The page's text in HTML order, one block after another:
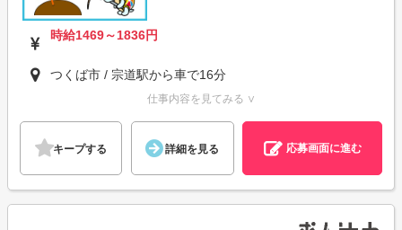
時給1469～1836円
つくば市 / 宗道駅から車で16分
仕事内容を見てみる ∨
キープする 詳細を見る 応募画面に進む